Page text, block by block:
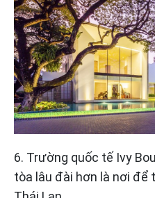
6. Trường quốc tế Ivy
tòa lâu đài hơn là nơi để